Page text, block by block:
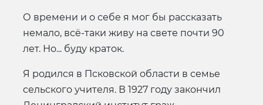
О времени и о себе я мог бы рассказать
немало, всё-таки живу на свете почти 90
лет. Но... буду краток.
Я родился в Псковской области в семье
сельского учителя. В 1927 году закончил